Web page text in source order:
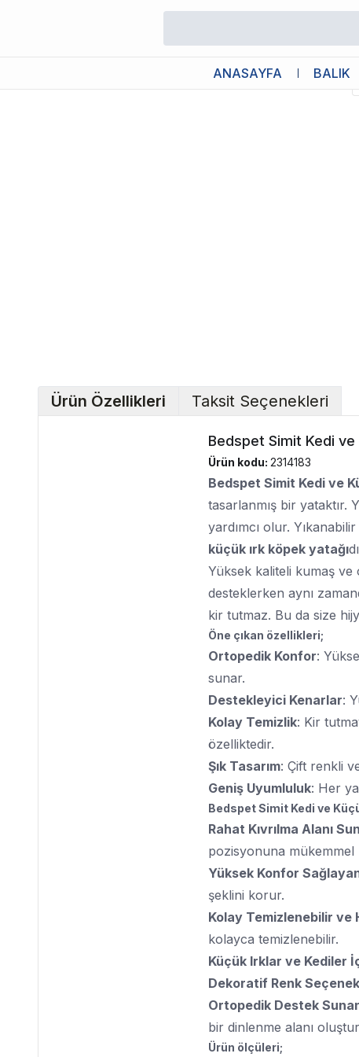
ANASAYFA BALIK
Ürün Özellikleri Taksit Seçenekleri
Bedspet Simit Kedi ve
Ürün kodu: 2314183
Bedspet Simit Kedi ve
tasarlanmış bir yataktır.
yardımcı olur.
küçük ırk köpek yatağı
Yüksek kaliteli kumaş ve
desteklerken aynı
kir tutmaz. Bu da size
Öne çıkan özellikleri;
Ortopedik Konfor:
sunar.
Destekleyici Kenarlar:
Kolay Temizlik: Kir
özelliktedir.
Şık Tasarım: Çift renkli
Geniş Uyumluluk: Her
Bedspet Simit Kedi ve
Rahat Kıvrılma Alanı
pozisyonuna mükemmel
Yüksek Konfor
şeklini korur.
Kolay Temizlenebilir ve
kolayca temizlenebilir.
Küçük Irklar ve Kediler
Dekoratif Renk
Ortopedik Destek
bir dinlenme alanı
Ürün ölçüleri;